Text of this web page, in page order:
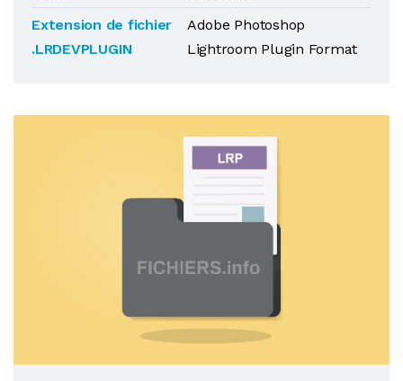
Extension de fichier
.LRDEVPLUGIN
Adobe Photoshop
Lightroom Plugin Format